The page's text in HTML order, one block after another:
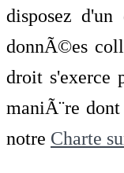
disposez
donnÃ©es
droit
maniÃ¨re
notre Charte